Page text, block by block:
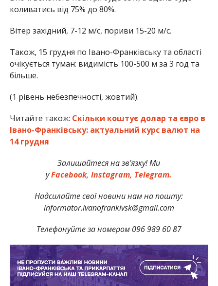
коливатись від 75% до 80%.
Вітер західний, 7-12 м/с, пориви 15-20 м/с.
Також, 15 грудня по Івано-Франківську та області
очікується туман: видимість 100-500 м за 3 год та
більше.
(1 рівень небезпечності, жовтий).
Читайте також: Скільки коштує долар та євро в
Івано-Франківську: актуальний курс валют на
14 грудня
Залишайтеся на зв’язку! Ми
уFacebook, Instagram, Telegram.
Надсилайте свої новини нам на пошту:
informator.ivanofrankivsk@gmail.com
Телефонуйте за номером 096 989 60 87